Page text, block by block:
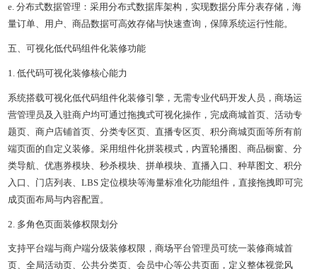
e. 分布式数据管理：采用分布式数据库架构，实现数据分库分表存储，海
量订单、用户、商品数据可高效存储与快速查询，保障系统运行性能。
五、可视化低代码组件化装修功能
1. 低代码可视化装修核心能力
系统搭载可视化低代码组件化装修引擎，无需专业代码开发人员，商场运
营管理员及入驻商户均可通过拖拽式可视化操作，完成商城首页、活动专
题页、商户店铺首页、分类专区页、直播专区页、积分商城页面等所有前
端页面的自定义装修。采用组件化拼装模式，内置轮播图、商品橱窗、分
类导航、优惠券模块、秒杀模块、拼单模块、直播入口、种草图文、积分
入口、门店列表、LBS 定位模块等海量标准化功能组件，直接拖拽即可完
成页面布局与内容配置。
2. 多角色页面装修权限划分
支持平台端与商户端分级装修权限，商场平台管理员可统一装修商城首
页、全局活动页、公共分类页、会员中心等公共页面，定义整体视觉风